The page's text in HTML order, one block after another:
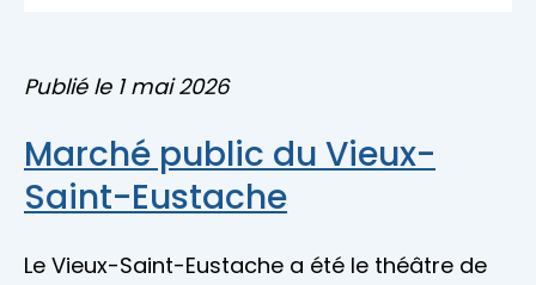
Publié le 1 mai 2026
Marché public du Vieux-
Saint-Eustache
Le Vieux-Saint-Eustache a été le théâtre de